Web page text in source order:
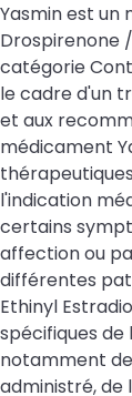
Yasmin est
Drospirenone
catégorie
le cadre d'un
et aux
médicament
l'indication
certains
affection ou
différentes
Ethinyl
spécifiques
notamment
administré,